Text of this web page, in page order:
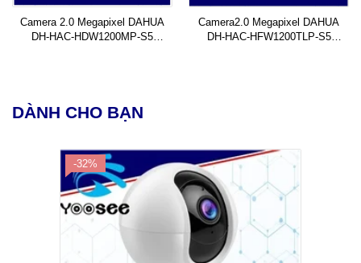
Camera 2.0 Megapixel DAHUA
DH-HAC-HDW1200MP-S5
Camera2.0 Megapixel DAHUA
DH-HAC-HFW1200TLP-S5
DÀNH CHO BẠN
-32%